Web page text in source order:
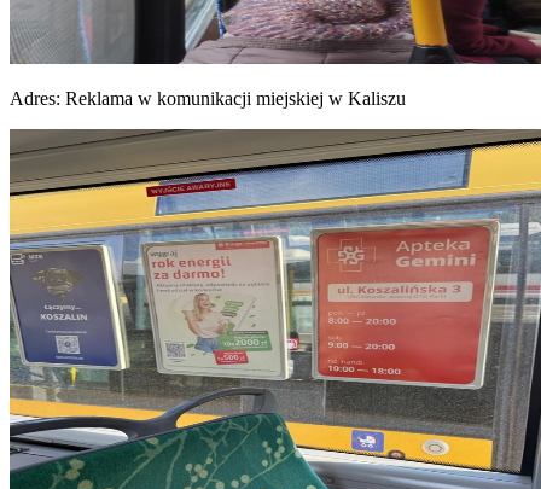
Adres: Reklama w komunikacji miejskiej w Kaliszu